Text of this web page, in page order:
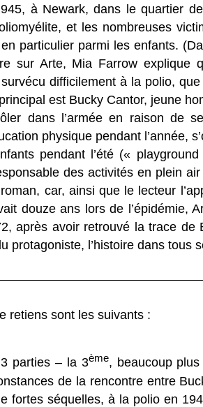
à Newark, dans le quartier
et les nombreuses
particulier parmi les enfants.
sur Arte, Mia Farrow explique
difficilement à la polio,
est Bucky Cantor, jeune
dans l’armée en raison de
physique pendant l’année,
pendant l’été («
des activités en plein air
car, ainsi que le lecteur
douze ans lors de l’épidémie,
après avoir retrouvé la trace
protagoniste, l’histoire dans tous
retiens sont les suivants :
parties – la 3ème, beaucoup
de la rencontre entre
fortes séquelles, à la polio en